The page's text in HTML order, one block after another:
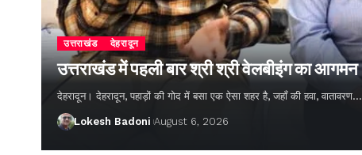
उत्तराखंड देहरादून
उत्तराखंड में पहली बार श्री श्री वेलबीइंग का आगमन
देहरादून। देहरादून, पहाड़ों की गोद में बसा एक ऐसा शहर है, जहाँ की हवा, वातावरण…
Lokesh Badoni August 6, 2026